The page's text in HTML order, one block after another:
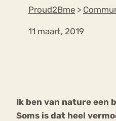
Proud2Bme >
11 maart, 2019
Ik ben van nature een
Soms is dat heel
Orthorexia